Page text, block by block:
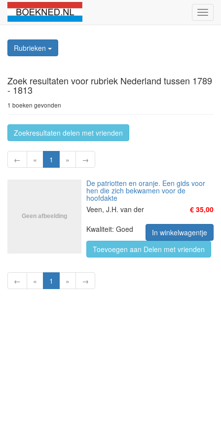
Rubrieken
Zoek resultaten voor rubriek Nederland tussen 1789
- 1813
1 boeken gevonden
Zoekresultaten delen met vrienden
← « 1 » →
De patriotten en oranje. Een gids voor
hen die zich bekwamen voor de
hoofdakte
Veen, J.H. van der
€ 35,00
Kwaliteit: Goed
In winkelwagentje
Toevoegen aan Delen met vrienden
← « 1 » →